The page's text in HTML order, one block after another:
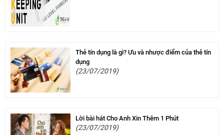
Thẻ tín dụng là gì? Ưu và nhược điểm của thẻ tín
dụng
(23/07/2019)
Lời bài hát Cho Anh Xin Thêm 1 Phút
(23/07/2019)